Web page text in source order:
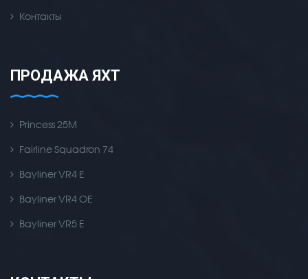
Контакты
ПРОДАЖА ЯХТ
Princess 25M
Fairline Squadron 74
Bayliner VR4 E
Bayliner VR4 OE
Bayliner VR5 E